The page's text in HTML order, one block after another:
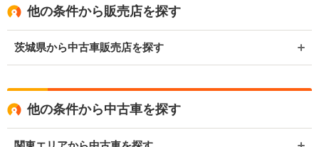
他の条件から販売店を探す
茨城県から中古車販売店を探す
他の条件から中古車を探す